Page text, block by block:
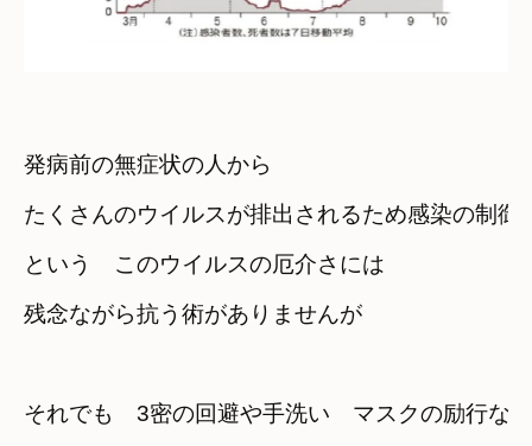
発病前の無症状の人から
たくさんのウイルスが排出されるため感染の制御
という このウイルスの厄介さには
残念ながら抗う術がありませんが
それでも　3密の回避や手洗い　マスクの励行な